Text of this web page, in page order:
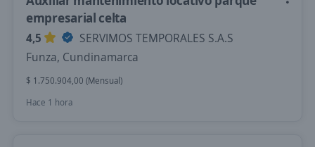
empresarial celta
4,5
SERVIMOS TEMPORALES S.A.S
Funza, Cundinamarca
$ 1.750.904,00 (Mensual)
Hace 1 hora